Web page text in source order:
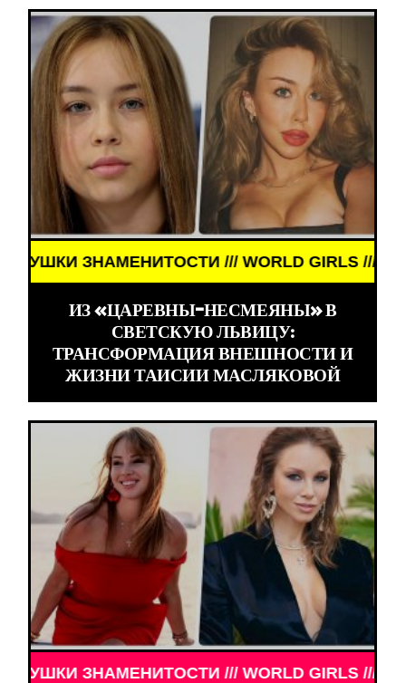
/// WORLD GIRLS /// ДЕВУШКИ
ИЗ «ЦАРЕВНЫ-НЕСМЕЯНЫ» В
СВЕТСКУЮ ЛЬВИЦУ:
ТРАНСФОРМАЦИЯ ВНЕШНОСТИ И
ЖИЗНИ ТАИСИИ МАСЛЯКОВОЙ
/// WORLD GIRLS /// ДЕВУШКИ